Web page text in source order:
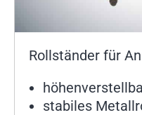
Rollständer für
stabiles